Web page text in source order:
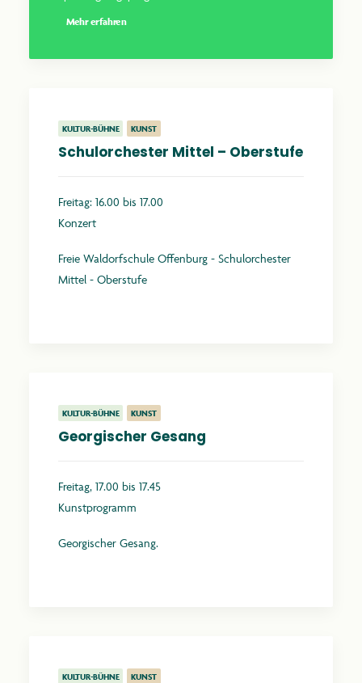
Mehr erfahren
KULTUR-BÜHNE KUNST
Schulorchester Mittel – Oberstufe
Freitag: 16.00 bis 17.00
Konzert
Freie Waldorfschule Offenburg - Schulorchester
Mittel - Oberstufe
KULTUR-BÜHNE KUNST
Georgischer Gesang
Freitag, 17.00 bis 17.45
Kunstprogramm
Georgischer Gesang.
KULTUR-BÜHNE KUNST